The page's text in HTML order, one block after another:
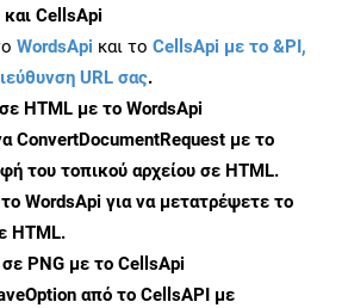
CellsApi
WordsApi και το CellsApi με το &PI,
URL σας.
HTML με το WordsApi
ConvertDocumentRequest με το
του τοπικού αρχείου σε HTML.
WordsApi για να μετατρέψετε το
HTML.
PNG με το CellsApi
από το CellsAPI με